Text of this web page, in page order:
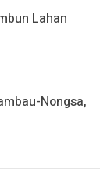
Lahan
Nongsa,